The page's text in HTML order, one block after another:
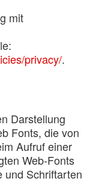
mit
privacy/.
Darstellung
Fonts, die von
Aufruf einer
Web-Fonts
und Schriftarten